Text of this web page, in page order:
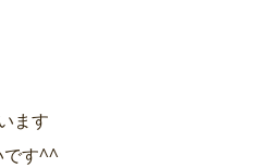
ます
です^^